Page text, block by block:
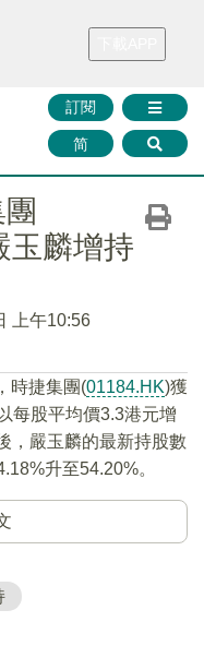
財華證券 媒體矩陣
訂閱
简
玉麟增持
上午10:56
時捷集團(01184.HK)獲
每股平均價3.3港元增
，嚴玉麟的最新持股數
升至54.20%。